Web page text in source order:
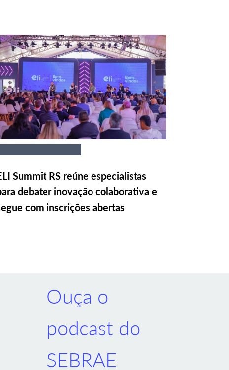
Summit RS reúne especialistas
debater inovação colaborativa e
com inscrições abertas
Ouça o
podcast do
SEBRAE